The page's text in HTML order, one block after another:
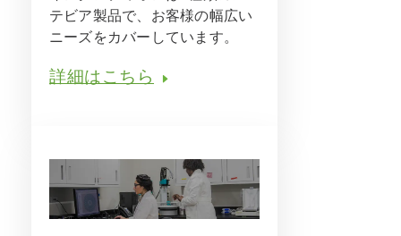
テビア製品で、お客様の幅広い
ニーズをカバーしています。
詳細はこちら